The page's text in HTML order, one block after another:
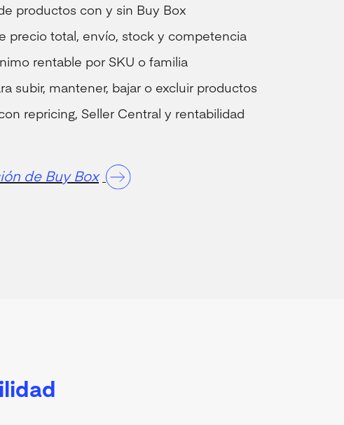
productos con y sin Buy Box
precio total, envío, stock y competencia
rentable por SKU o familia
subir, mantener, bajar o excluir productos
repricing, Seller Central y rentabilidad
de Buy Box